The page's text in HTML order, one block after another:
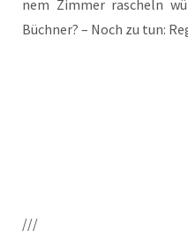
nem Zim­mer rascheln
Büch­ner? – Noch zu tun:
///